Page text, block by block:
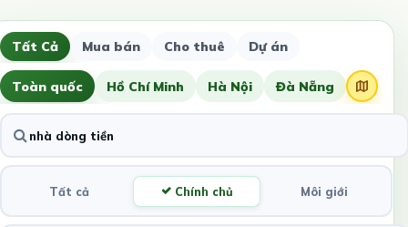
Tất Cả Mua bán Cho thuê Dự án
Toàn quốc Hồ Chí Minh Hà Nội Đà Nẵng
Tất cả Chính chủ Môi giới